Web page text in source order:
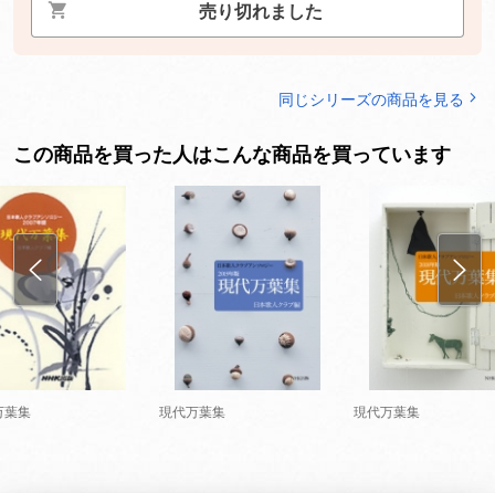
売り切れました
同じシリーズの商品を見る
この商品を買った人はこんな商品を買っています
葉集 現代万葉集 現代万葉集